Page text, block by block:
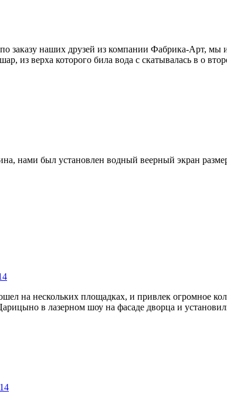
заказу наших друзей из компании Фабрика-Арт,
из верха которого била вода с скатывалась в о
нами был установлен водный веерный экран
на нескольких площадках, и привлек огромное
в лазерном шоу на фасаде дворца и